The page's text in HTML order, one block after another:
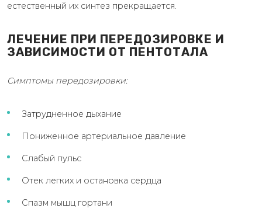
естественный их синтез прекращается.
ЛЕЧЕНИЕ ПРИ ПЕРЕДОЗИРОВКЕ И
ЗАВИСИМОСТИ ОТ ПЕНТОТАЛА
Симптомы передозировки:
Затрудненное дыхание
Пониженное артериальное давление
Слабый пульс
Отек легких и остановка сердца
Спазм мышц гортани